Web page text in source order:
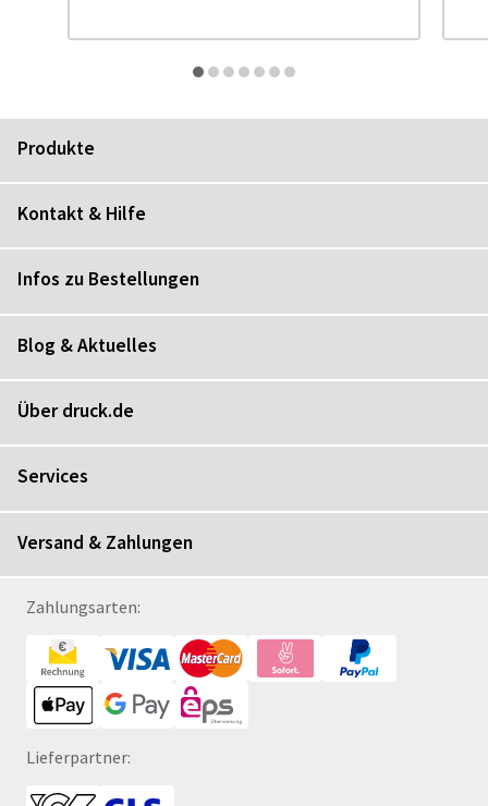
Produkte
Kontakt & Hilfe
Infos zu Bestellungen
Blog & Aktuelles
Über druck.de
Services
Versand & Zahlungen
Zahlungsarten:
Lieferpartner: